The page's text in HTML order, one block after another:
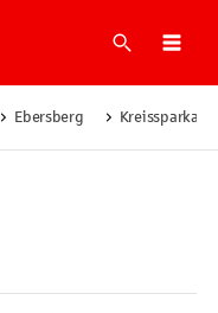
Suche
Ebersberg